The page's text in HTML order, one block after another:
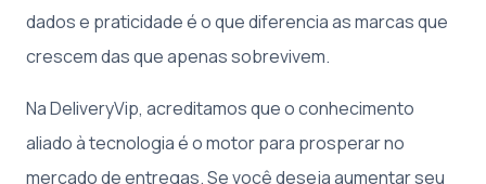
dados e praticidade é o que diferencia as marcas que
crescem das que apenas sobrevivem.
Na DeliveryVip, acreditamos que o conhecimento
aliado à tecnologia é o motor para prosperar no
mercado de entregas. Se você deseja aumentar seu